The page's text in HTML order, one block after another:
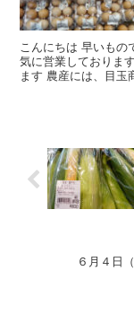
こんにちは 早いもの
気に営業しておりま
ます 農産には、目玉
６月４日